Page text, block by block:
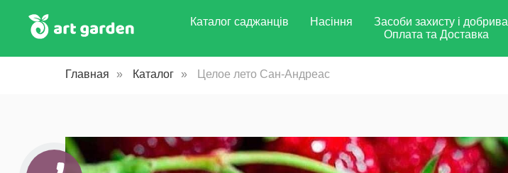
Каталог саджанців Насіння Засоби захисту і добрива
Оплата та Доставка
Главная » Каталог » Целое лето Сан-Андреас